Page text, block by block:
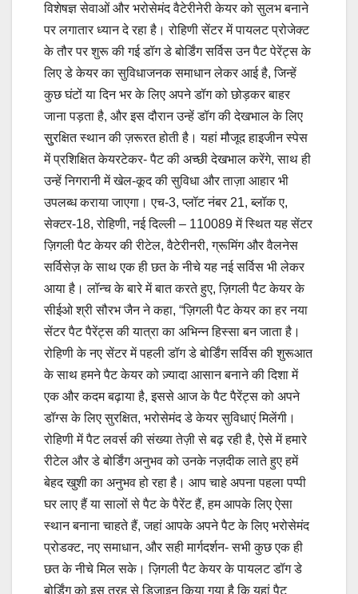
विशेषज्ञ सेवाओं और भरोसेमंद वैटेरीनेरी केयर को सुलभ बनाने
पर लगातार ध्यान दे रहा है। रोहिणी सेंटर में पायलट प्रोजेक्ट
के तौर पर शुरू की गई डॉग डे बोर्डिंग सर्विस उन पैट पेरेंट्स के
लिए डे केयर का सुविधाजनक समाधान लेकर आई है, जिन्हें
कुछ घंटों या दिन भर के लिए अपने डॉग को छोड़कर बाहर
जाना पड़ता है, और इस दौरान उन्हें डॉग की देखभाल के लिए
सुुरक्षित स्थान की ज़रूरत होती है। यहां मौजूद हाइजीन स्पेस
में प्रशिक्षित केयरटेकर- पैट की अच्छी देखभाल करेंगे, साथ ही
उन्हें निगरानी में खेल-कूद की सुविधा और ताज़ा आहार भी
उपलब्ध कराया जाएगा। एच-3, प्लॉट नंबर 21, ब्लॉक ए,
सेक्टर-18, रोहिणी, नई दिल्ली – 110089 में स्थित यह सेंटर
ज़िगली पैट केयर की रीटेल, वैटेरीनरी, ग्रूमिंग और वैलनेस
सर्विसेज़ के साथ एक ही छत के नीचे यह नई सर्विस भी लेकर
आया है। लॉन्च के बारे में बात करते हुए, ज़िगली पैट केयर के
सीईओ श्री सौरभ जैन ने कहा, “ज़िगली पैट केयर का हर नया
सेंटर पैट पैरेंट्स की यात्रा का अभिन्न हिस्सा बन जाता है।
रोहिणी के नए सेंटर में पहली डॉग डे बोर्डिंग सर्विस की शुरूआत
के साथ हमने पैट केयर को ज़्यादा आसान बनाने की दिशा में
एक और कदम बढ़ाया है, इससे आज के पैट पैरेंट्स को अपने
डॉग्स के लिए सुरक्षित, भरोसेमंद डे केयर सुविधाएं मिलेंगी।
रोहिणी में पैट लवर्स की संख्या तेज़ी से बढ़ रही है, ऐसे में हमारे
रीटेल और डे बोर्डिंग अनुभव को उनके नज़दीक लाते हुए हमें
बेहद खुशी का अनुभव हो रहा है। आप चाहे अपना पहला पप्पी
घर लाए हैं या सालों से पैट के पैरेंट हैं, हम आपके लिए ऐसा
स्थान बनाना चाहते हैं, जहां आपके अपने पैट के लिए भरोसेमंद
प्रोडक्ट, नए समाधान, और सही मार्गदर्शन- सभी कुछ एक ही
छत के नीचे मिल सके। ज़िगली पैट केयर के पायलट डॉग डे
बोर्डिंग को इस तरह से डिज़ाइन किया गया है कि यहां पैट